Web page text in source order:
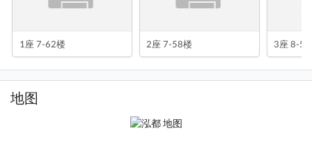
1座 7-62楼 2座 7-58楼 3座 8-
地图